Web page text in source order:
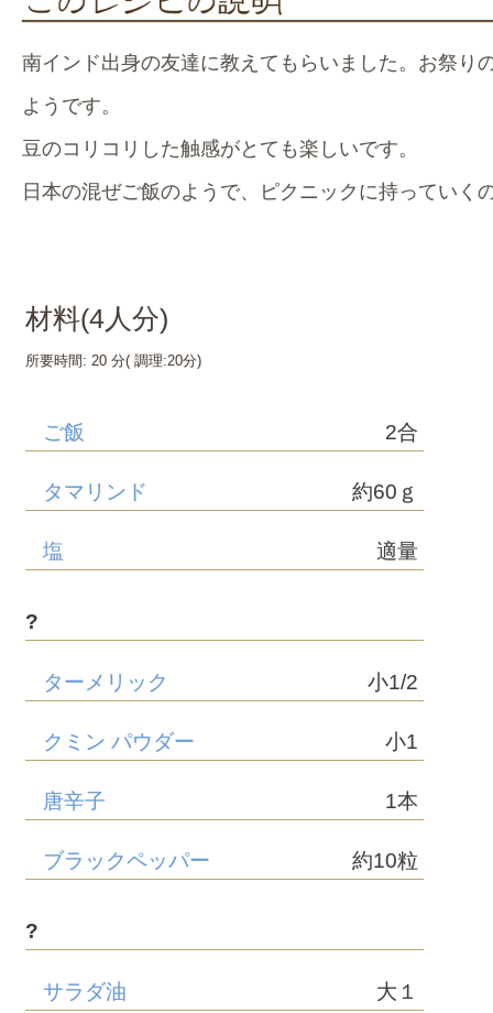
南インド出身の友達に教えてもらいました。お祭り
ようです。
豆のコリコリした触感がとても楽しいです。
日本の混ぜご飯のようで、ピクニックに持っていく
材料(4人分)
所要時間: 20 分( 調理:20分)
ご飯 2合
タマリンド 約60ｇ
塩 適量
?
ターメリック 小1/2
クミン パウダー 小1
唐辛子 1本
ブラックペッパー 約10粒
?
サラダ油 大１